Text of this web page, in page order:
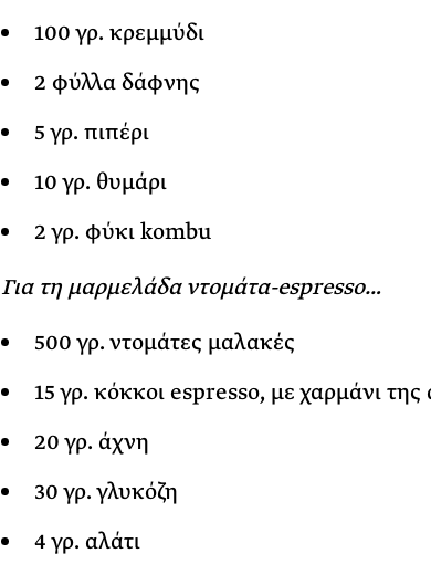
100 γρ. κρεμμύδι
2 φύλλα δάφνης
5 γρ. πιπέρι
10 γρ. θυμάρι
2 γρ. φύκι kombu
Για τη μαρμελάδα ντομάτα-espresso…
500 γρ. ντομάτες μαλακές
15 γρ. κόκκοι espresso, με χαρμάνι της
20 γρ. άχνη
30 γρ. γλυκόζη
4 γρ. αλάτι